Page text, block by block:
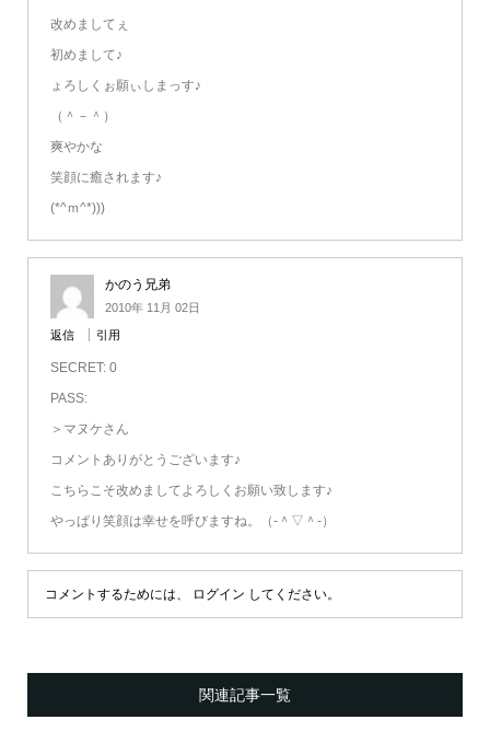
改めましてぇ
初めまして♪
ょろしくぉ願ぃしまっす♪
（＾－＾）
爽やかな
笑顔に癒されます♪
(*^ｍ^*)))
かのう兄弟
2010年 11月 02日
返信 引用
SECRET: 0
PASS:
＞マヌケさん
コメントありがとうございます♪
こちらこそ改めましてよろしくお願い致します♪
やっぱり笑顔は幸せを呼びますね。（‐＾▽＾‐）
コメントするためには、 ログイン してください。
関連記事一覧